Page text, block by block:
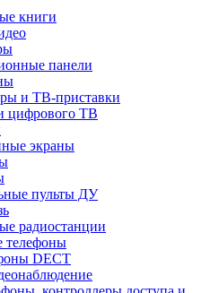
книги
панели
и ТВ-приставки
цифрового ТВ
экраны
пульты ДУ
радиостанции
телефоны
DECT